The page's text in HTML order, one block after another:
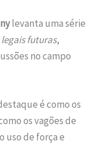
levanta uma série
futuras,
no campo
é como os
os vagões de
uso de força e